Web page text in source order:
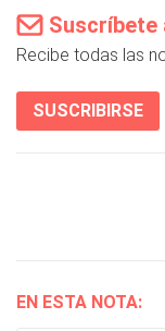
Suscríbete
Recibe todas las
SUSCRIBIRSE
EN ESTA NOTA: